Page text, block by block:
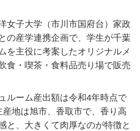
女子大学（市川市国府台）家政
の産学連携企画で、学生が千葉
を主役に考案したオリジナルメ
食・喫茶・食料品売り場で販売
ルーム産出額は令和4年時点で
地は旭市、香取市で、香り高
と、大きくて肉厚なのが特徴と